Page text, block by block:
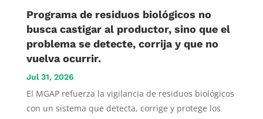
Programa de residuos biológicos no
busca castigar al productor, sino que el
problema se detecte, corrija y que no
vuelva ocurrir.
Jul 31, 2026
El MGAP refuerza la vigilancia de residuos biológicos
con un sistema que detecta, corrige y protege los